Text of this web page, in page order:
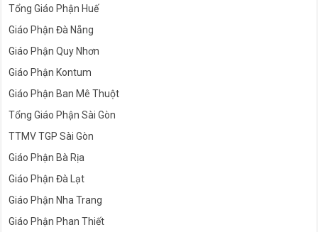
Tổng Giáo Phận Huế
Giáo Phận Đà Nẵng
Giáo Phận Quy Nhơn
Giáo Phận Kontum
Giáo Phận Ban Mê Thuột
Tổng Giáo Phận Sài Gòn
TTMV TGP Sài Gòn
Giáo Phận Bà Rịa
Giáo Phận Đà Lạt
Giáo Phận Nha Trang
Giáo Phận Phan Thiết